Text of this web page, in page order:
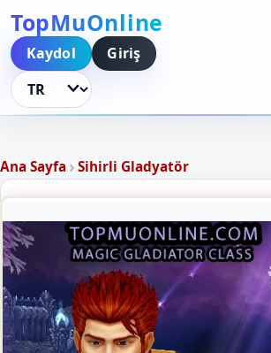
TopMuOnline
Kaydol
Giriş
Dili Değiştir
Ana Sayfa›Sihirli Gladyatör